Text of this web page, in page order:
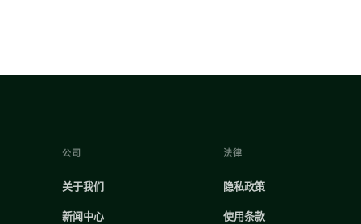
公司
关于我们
新闻中心
法律
隐私政策
使用条款